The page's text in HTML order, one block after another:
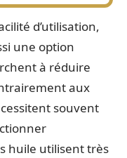
d’utilisation,
une option
à réduire
aux
souvent
huile utilisent très